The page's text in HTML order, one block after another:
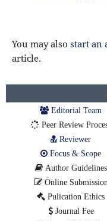
You may also start an
article.
Editorial Team
Peer Review
Reviewer
Focus & Scope
Author Guidelines
Online Submission
Pulication Ethics
Journal Fee